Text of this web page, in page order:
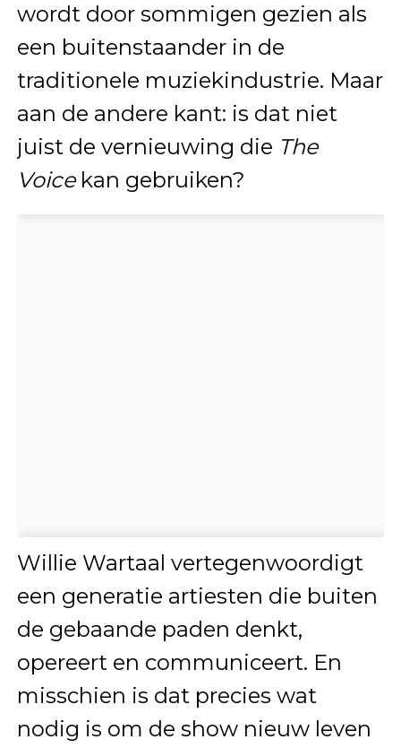
wordt door sommigen gezien als
een buitenstaander in de
traditionele muziekindustrie. Maar
aan de andere kant: is dat niet
juist de vernieuwing die The
Voicekan gebruiken?
Willie Wartaal vertegenwoordigt
een generatie artiesten die buiten
de gebaande paden denkt,
opereert en communiceert. En
misschien is dat precies wat
nodig is om de show nieuw leven